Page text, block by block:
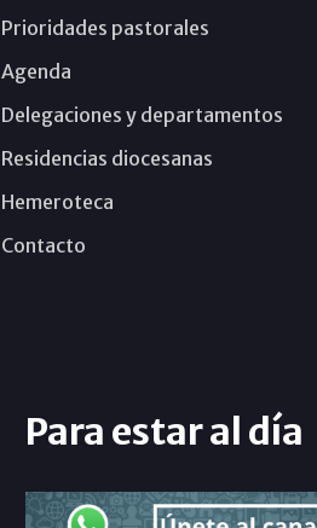
Prioridades pastorales
Agenda
Delegaciones y departamentos
Residencias diocesanas
Hemeroteca
Contacto
Para estar al día